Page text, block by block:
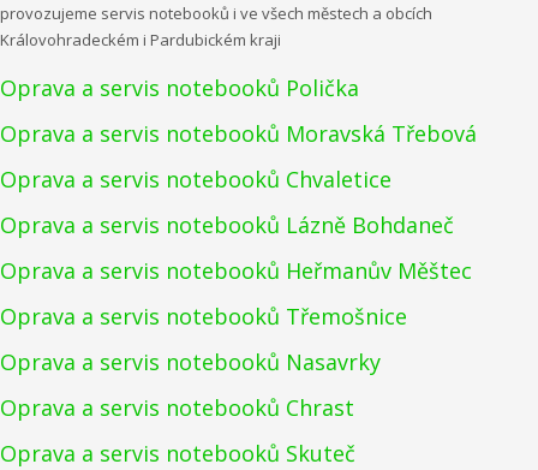
provozujeme servis notebooků i ve všech městech a obcích
Královohradeckém i Pardubickém kraji
Oprava a servis notebooků Polička
Oprava a servis notebooků Moravská Třebová
Oprava a servis notebooků Chvaletice
Oprava a servis notebooků Lázně Bohdaneč
Oprava a servis notebooků Heřmanův Měštec
Oprava a servis notebooků Třemošnice
Oprava a servis notebooků Nasavrky
Oprava a servis notebooků Chrast
Oprava a servis notebooků Skuteč